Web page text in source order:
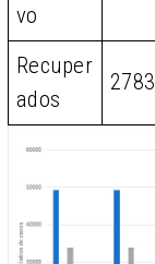
vo
Recuper
ados
2783